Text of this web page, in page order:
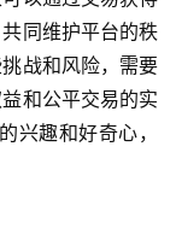
同维护平台的秩
战和风险，需要
和公平交易的实
兴趣和好奇心，